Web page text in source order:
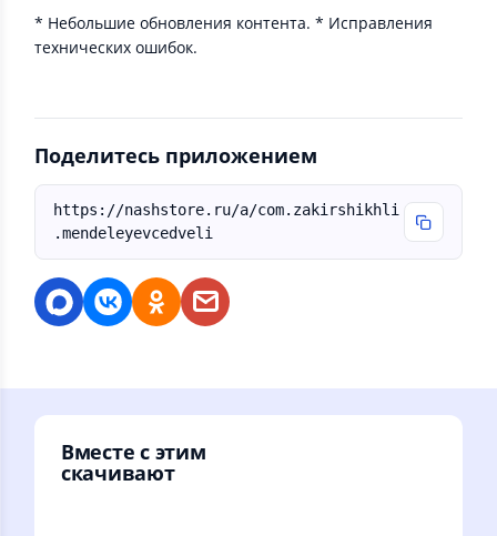
* Небольшие обновления контента. * Исправления
технических ошибок.
Поделитесь приложением
https://nashstore.ru/a/com.zakirshikhli
.mendeleyevcedveli
Вместе с этим
скачивают